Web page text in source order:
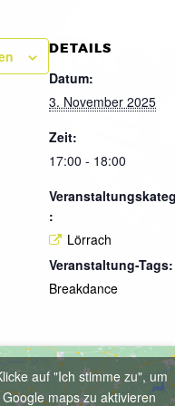
DETAILS
Datum:
3. November 2025
Zeit:
17:00 - 18:00
:
Lörrach
Veranstaltung-Tags:
Breakdance
auf "Ich stimme zu", um
Google maps zu aktivieren